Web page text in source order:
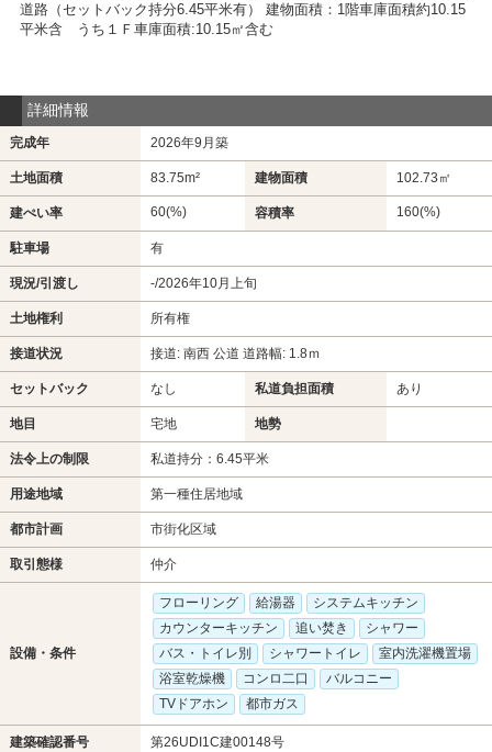
道路（セットバック持分6.45平米有） 建物面積：1階車庫面積約10.15
平米含 うち１Ｆ車庫面積:10.15㎡含む
詳細情報
完成年 2026年9月築
土地面積 83.75m² 建物面積 102.73㎡
建ぺい率 60(%) 容積率 160(%)
駐車場 有
現況/引渡し -/2026年10月上旬
土地権利 所有権
接道状況 接道: 南西 公道 道路幅: 1.8ｍ
セットバック なし 私道負担面積 あり
地目 宅地 地勢
法令上の制限 私道持分：6.45平米
用途地域 第一種住居地域
都市計画 市街化区域
取引態様 仲介
設備・条件
フローリング 給湯器
システムキッチン
カウンターキッチン
追い焚き
シャワー
バス・トイレ別
シャワートイレ
室内洗濯機置場
浴室乾燥機
コンロ二口
バルコニー
TVドアホン
都市ガス
建築確認番号 第26UDI1C建00148号